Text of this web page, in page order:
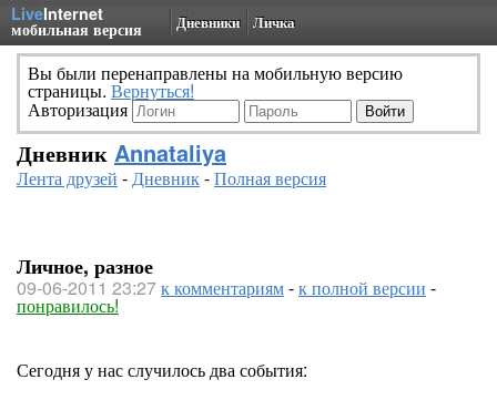
LiveInternet
мобильная версия Дневники Личка
Вы были перенаправлены на мобильную версию
страницы. Вернуться!
Авторизация
Дневник Annataliya
Лента друзей -Дневник-Полная версия
Личное, разное
09-06-2011 23:27к комментариям-к полной версии -
понравилось!
Сегодня у нас случилось два события: